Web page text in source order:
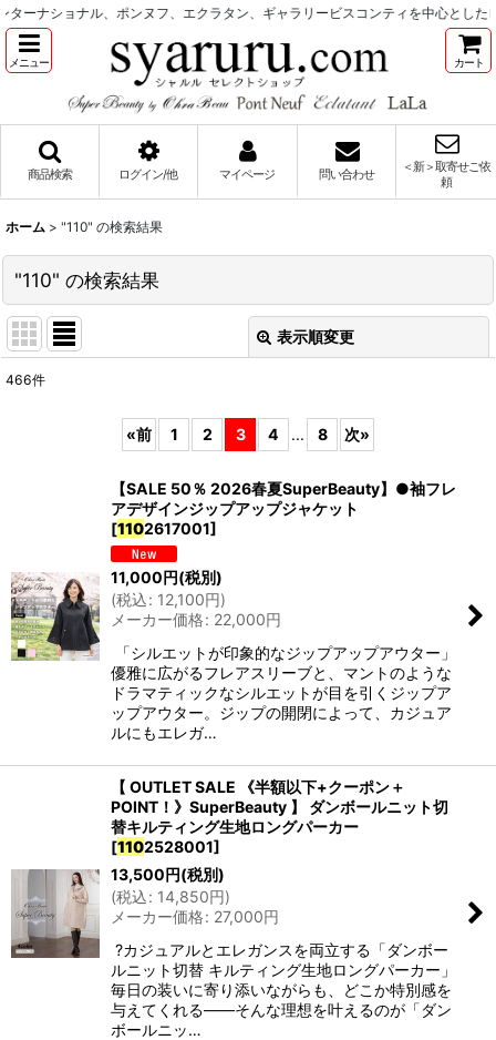
、ポンヌフ、エクラタン、ギャラリービスコンティを中心としたレディース服飾
メニュー カート
商品検索 ログイン/他 マイページ 問い合わせ
＜新＞取寄せご依
頼
ホーム > "110" の検索結果
"110" の検索結果
表示順変更
絞り込む
466件
«前 1 2 3 4 ... 8 次»
【SALE 50％ 2026春夏SuperBeauty】●袖フレ
アデザインジップアップジャケット
[1102617001]
11,000円(税別)
(税込: 12,100円)
メーカー価格: 22,000円
「シルエットが印象的なジップアップアウター」
優雅に広がるフレアスリーブと、マントのような
ドラマティックなシルエットが目を引くジップア
ップアウター。ジップの開閉によって、カジュア
ルにもエレガ…
【 OUTLET SALE 《半額以下+クーポン＋
POINT！》SuperBeauty 】 ダンボールニット切
替キルティング生地ロングパーカー
[1102528001]
13,500円(税別)
(税込: 14,850円)
メーカー価格: 27,000円
?カジュアルとエレガンスを両立する「ダンボー
ルニット切替 キルティング生地ロングパーカー」
毎日の装いに寄り添いながらも、どこか特別感を
与えてくれる――そんな理想を叶えるのが「ダン
ボールニッ…